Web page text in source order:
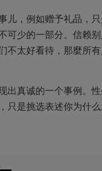
儿，例如赠予礼品，
可少的一部分。信赖
不太好看待，那麼所
出真诚的一个事例。
只是挑选表述你为什么